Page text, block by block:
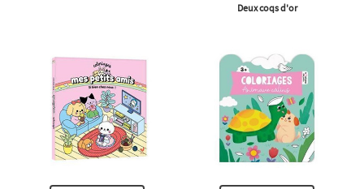
Deux coqs d'or